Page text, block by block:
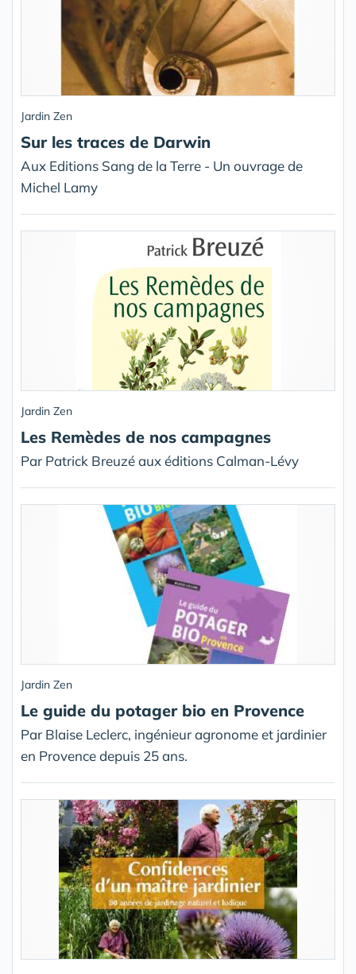
Jardin Zen
Sur les traces de Darwin
Aux Editions Sang de la Terre - Un ouvrage de
Michel Lamy
Jardin Zen
Les Remèdes de nos campagnes
Par Patrick Breuzé aux éditions Calman-Lévy
Jardin Zen
Le guide du potager bio en Provence
Par Blaise Leclerc, ingénieur agronome et jardinier
en Provence depuis 25 ans.